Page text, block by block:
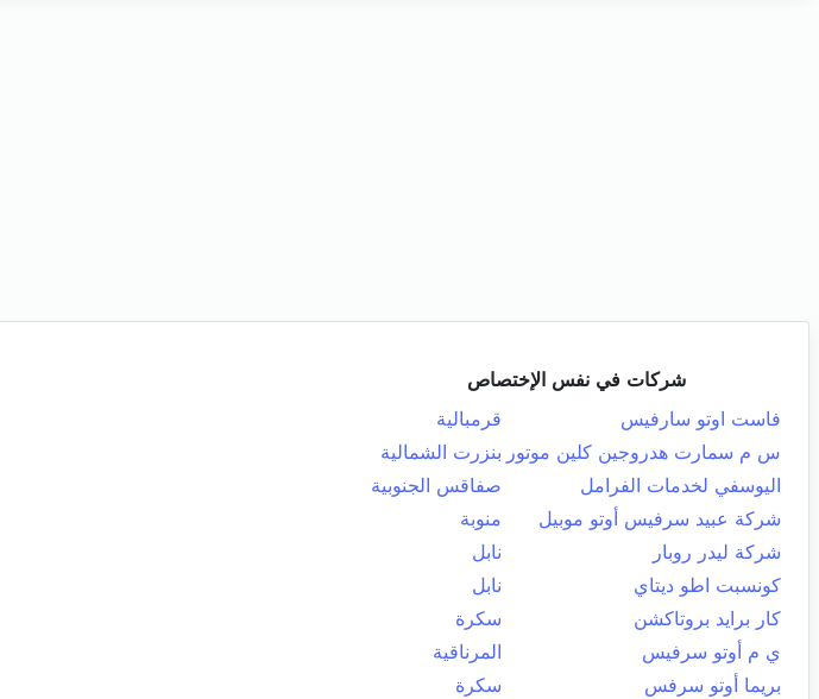
شركات في نفس الإختصاص
فاست اوتو سارفيس
قرمبالية
س م سمارت هدروجين كلين موتور بنزرت الشمالية
اليوسفي لخدمات الفرامل
صفاقس الجنوبية
شركة عبيد سرفيس أوتو موبيل
منوبة
شركة ليدر روبار
نابل
كونسبت اطو ديتاي
نابل
كار برايد بروتاكشن
سكرة
ي م أوتو سرفيس
المرناقية
بريما أوتو سرفس
سكرة